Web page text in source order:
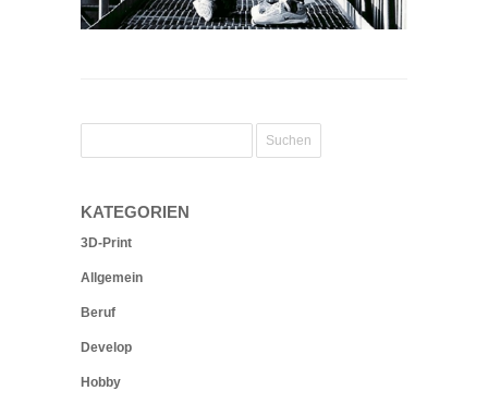
KATEGORIEN
3D-Print
Allgemein
Beruf
Develop
Hobby